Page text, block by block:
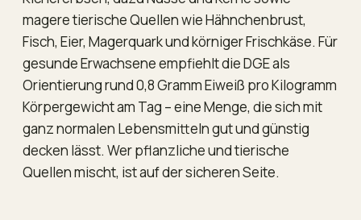
magere tierische Quellen wie Hähnchenbrust,
Fisch, Eier, Magerquark und körniger Frischkäse. Für
gesunde Erwachsene empfiehlt die DGE als
Orientierung rund 0,8 Gramm Eiweiß pro Kilogramm
Körpergewicht am Tag – eine Menge, die sich mit
ganz normalen Lebensmitteln gut und günstig
decken lässt. Wer pflanzliche und tierische
Quellen mischt, ist auf der sicheren Seite.